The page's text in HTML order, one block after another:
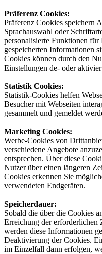
Präferenz Cookies:
Präferenz Cookies speichern
Sprachauswahl oder
personalisierte Funktionen
gespeicherten Informationen
Cookies können durch den
Einstellungen de- oder
Statistik Cookies:
Statistik-Cookies helfen
Besucher mit Webseiten
gesammelt und gemeldet
Marketing Cookies:
Werbe-Cookies von
verschiedene Angebote
entsprechen. Über diese
Nutzer über einen längeren
Cookies erkennen Sie
verwendeten Endgeräten.
Speicherdauer:
Sobald die über die Cookies
Erreichung der erforderlichen
werden diese Informationen
Deaktivierung der Cookies.
im Einzelfall dann erfolgen,